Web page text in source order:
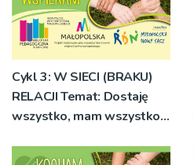
Cykl 3: W SIECI (BRAKU)
RELACJI Temat: Dostaję
wszystko, mam wszystko –
Obowiązki nastolatka